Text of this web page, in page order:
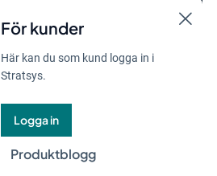
För kunder
Här kan du som kund logga in i
Stratsys.
Logga in
Produktblogg